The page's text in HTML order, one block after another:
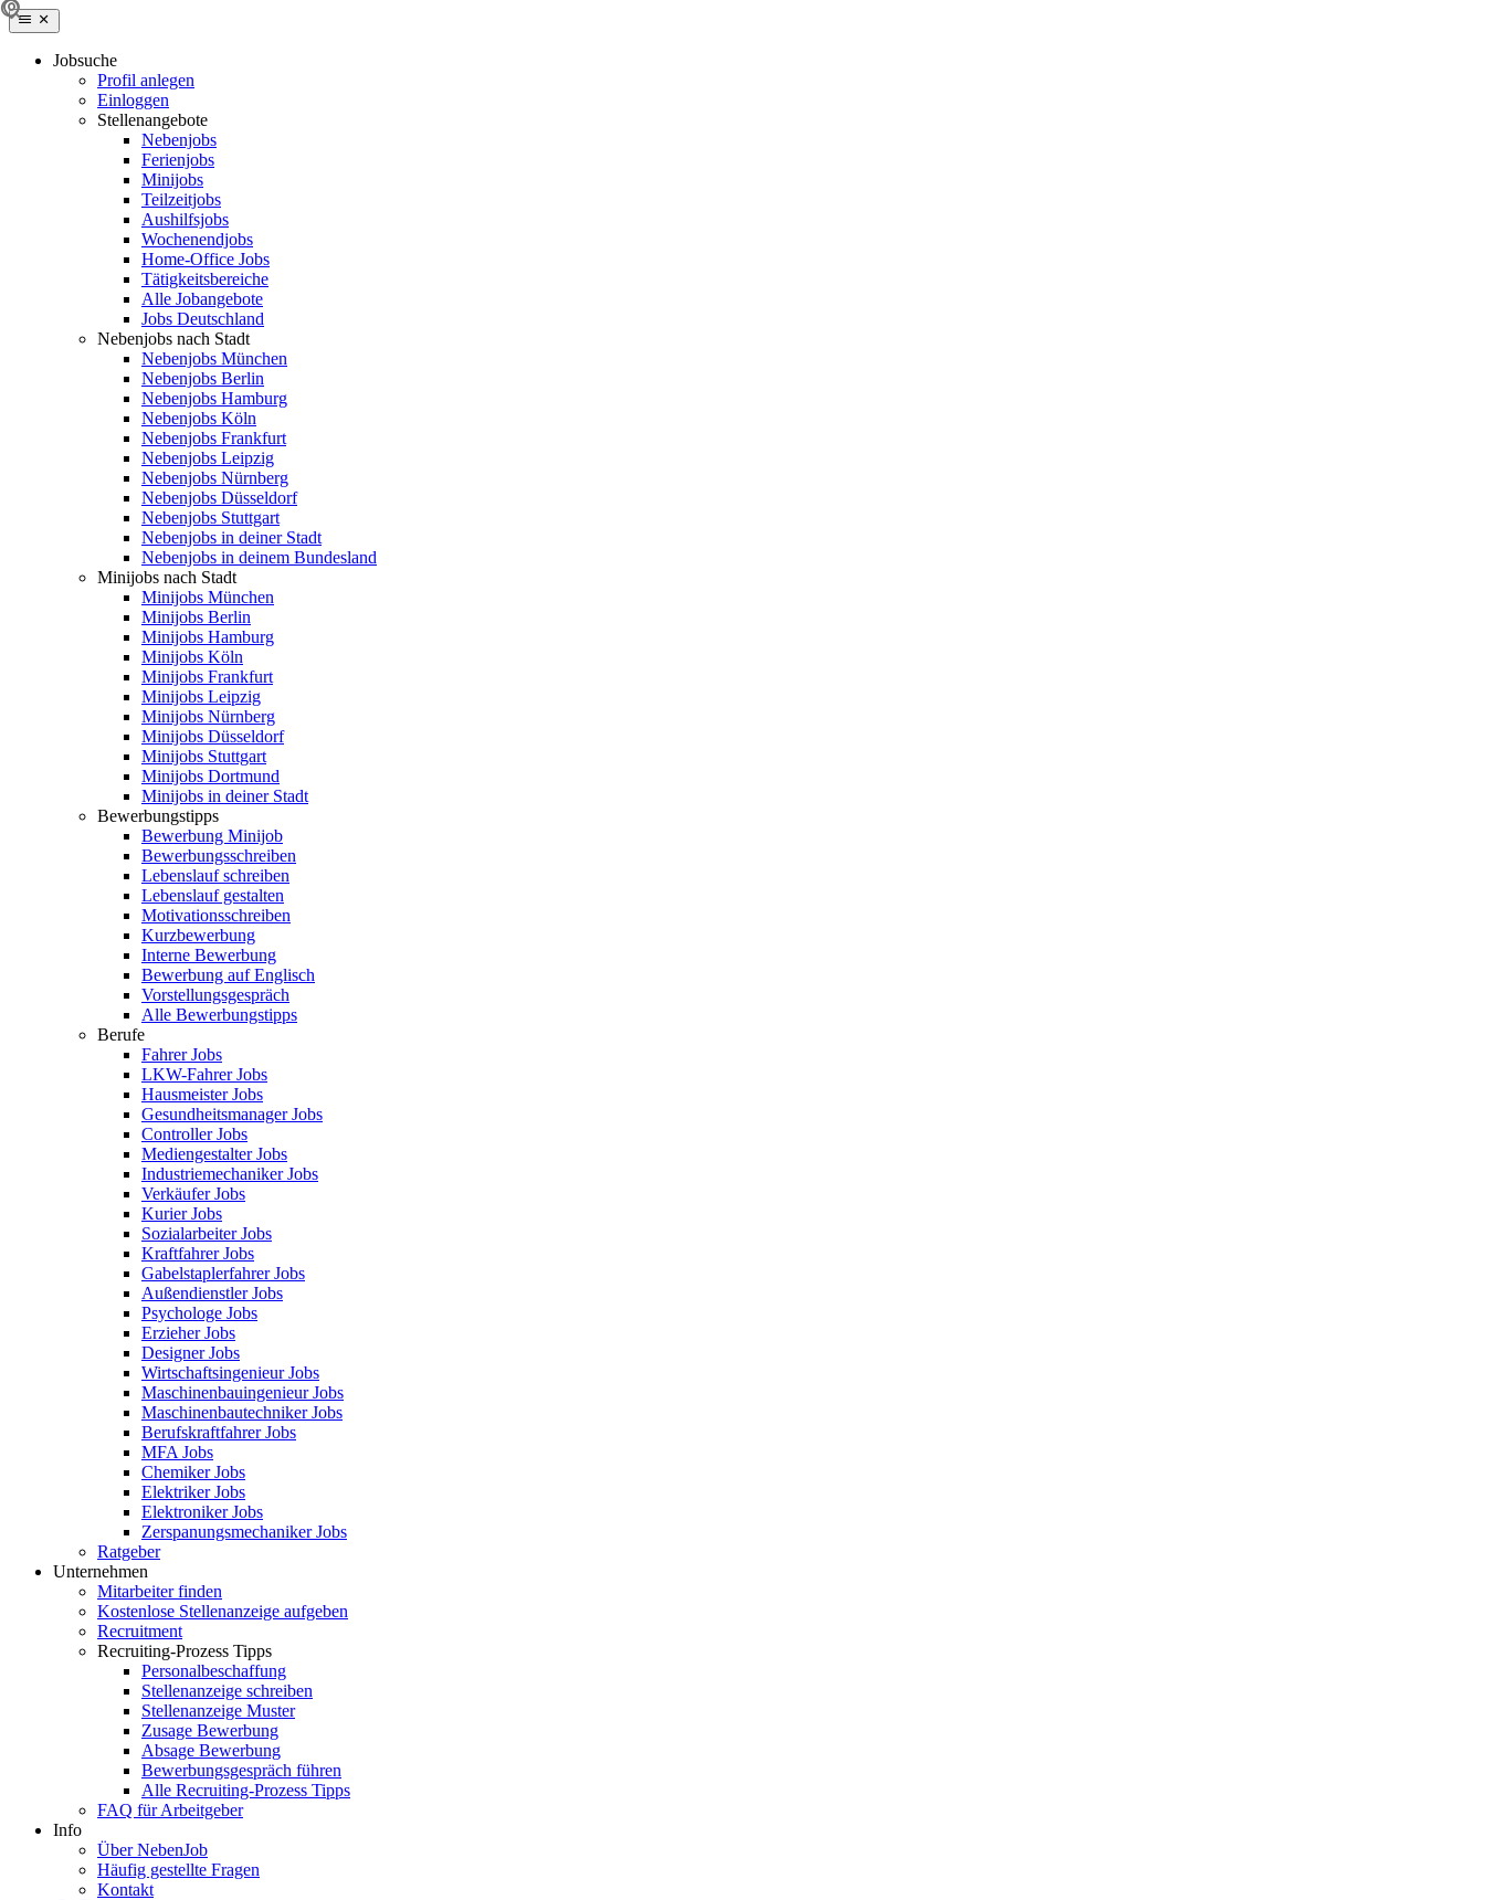
Jobsuche
Profil anlegen
Einloggen
Stellenangebote
Nebenjobs
Ferienjobs
Minijobs
Teilzeitjobs
Aushilfsjobs
Wochenendjobs
Home-Office Jobs
Tätigkeitsbereiche
Alle Jobangebote
Jobs Deutschland
Nebenjobs nach Stadt
Nebenjobs München
Nebenjobs Berlin
Nebenjobs Hamburg
Nebenjobs Köln
Nebenjobs Frankfurt
Nebenjobs Leipzig
Nebenjobs Nürnberg
Nebenjobs Düsseldorf
Nebenjobs Stuttgart
Nebenjobs in deiner Stadt
Nebenjobs in deinem Bundesland
Minijobs nach Stadt
Minijobs München
Minijobs Berlin
Minijobs Hamburg
Minijobs Köln
Minijobs Frankfurt
Minijobs Leipzig
Minijobs Nürnberg
Minijobs Düsseldorf
Minijobs Stuttgart
Minijobs Dortmund
Minijobs in deiner Stadt
Bewerbungstipps
Bewerbung Minijob
Bewerbungsschreiben
Lebenslauf schreiben
Lebenslauf gestalten
Motivationsschreiben
Kurzbewerbung
Interne Bewerbung
Bewerbung auf Englisch
Vorstellungsgespräch
Alle Bewerbungstipps
Berufe
Fahrer Jobs
LKW-Fahrer Jobs
Hausmeister Jobs
Gesundheitsmanager Jobs
Controller Jobs
Mediengestalter Jobs
Industriemechaniker Jobs
Verkäufer Jobs
Kurier Jobs
Sozialarbeiter Jobs
Kraftfahrer Jobs
Gabelstaplerfahrer Jobs
Außendienstler Jobs
Psychologe Jobs
Erzieher Jobs
Designer Jobs
Wirtschaftsingenieur Jobs
Maschinenbauingenieur Jobs
Maschinenbautechniker Jobs
Berufskraftfahrer Jobs
MFA Jobs
Chemiker Jobs
Elektriker Jobs
Elektroniker Jobs
Zerspanungsmechaniker Jobs
Ratgeber
Unternehmen
Mitarbeiter finden
Kostenlose Stellenanzeige aufgeben
Recruitment
Recruiting-Prozess Tipps
Personalbeschaffung
Stellenanzeige schreiben
Stellenanzeige Muster
Zusage Bewerbung
Absage Bewerbung
Bewerbungsgespräch führen
Alle Recruiting-Prozess Tipps
FAQ für Arbeitgeber
Info
Über NebenJob
Häufig gestellte Fragen
Kontakt